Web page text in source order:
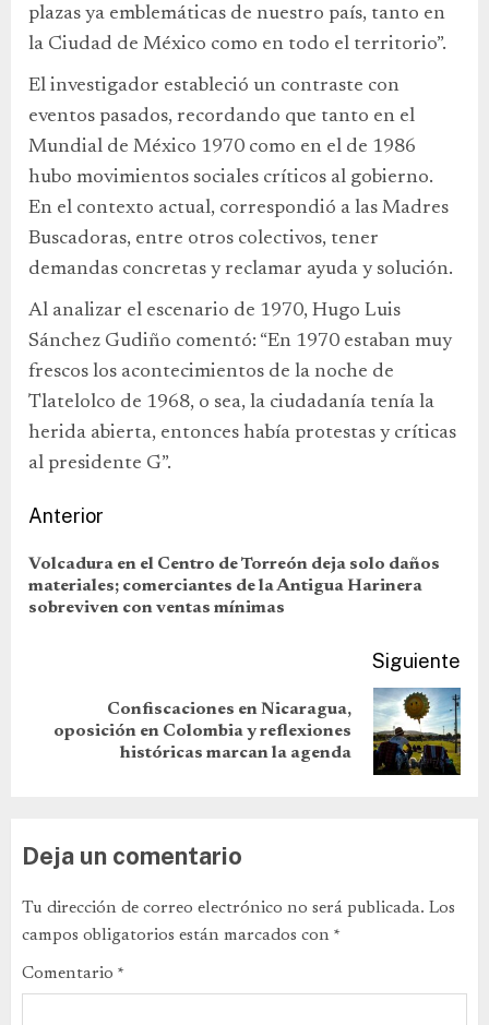
plazas ya emblemáticas de nuestro país, tanto en
la Ciudad de México como en todo el territorio”.
El investigador estableció un contraste con
eventos pasados, recordando que tanto en el
Mundial de México 1970 como en el de 1986
hubo movimientos sociales críticos al gobierno.
En el contexto actual, correspondió a las Madres
Buscadoras, entre otros colectivos, tener
demandas concretas y reclamar ayuda y solución.
Al analizar el escenario de 1970, Hugo Luis
Sánchez Gudiño comentó: “En 1970 estaban muy
frescos los acontecimientos de la noche de
Tlatelolco de 1968, o sea, la ciudadanía tenía la
herida abierta, entonces había protestas y críticas
al presidente G”.
Anterior
Volcadura en el Centro de Torreón deja solo daños
materiales; comerciantes de la Antigua Harinera
sobreviven con ventas mínimas
Siguiente
Confiscaciones en Nicaragua,
oposición en Colombia y reflexiones
históricas marcan la agenda
Deja un comentario
Tu dirección de correo electrónico no será publicada. Los
campos obligatorios están marcados con *
Comentario *